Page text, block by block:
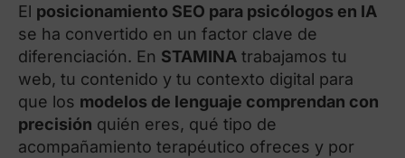
El posicionamiento SEO para psicólogos en IA
se ha convertido en un factor clave de
diferenciación. En STAMINA trabajamos tu
web, tu contenido y tu contexto digital para
que los modelos de lenguaje comprendan con
precisión quién eres, qué tipo de
acompañamiento terapéutico ofreces y por